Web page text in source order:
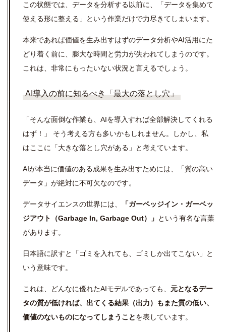
この状態では、データを分析する以前に、「データを集めて
使える形に整える」という作業だけで力尽きてしまいます。
本来であれば価値を生み出すはずのデータ分析やAI活用にた
どり着く前に、膨大な時間と労力が失われてしまうのです。
これは、非常にもったいない状況と言えるでしょう。
AI導入の前に知るべき「最大の落とし穴」
「そんな面倒な作業も、AIを導入すれば全部解決してくれる
はず！」 そう考える方も多いかもしれません。しかし、私
はここに「大きな落とし穴がある」と考えています。
AIが本当に価値のある成果を生み出すためには、「質の高い
データ」が絶対に不可欠なのです。
データサイエンスの世界には、
「ガーベッジイン・ガーベッ
ジアウト（Garbage In, Garbage Out）」 という有名な言葉
があります。
日本語に訳すと「ゴミを入れても、ゴミしか出てこない」と
いう意味です。
これは、どんなに優れたAIモデルであっても、 元となるデー
タの質が低ければ、出てくる結果（出力）もまた質の低い、
価値のないものになってしまうことを表しています。